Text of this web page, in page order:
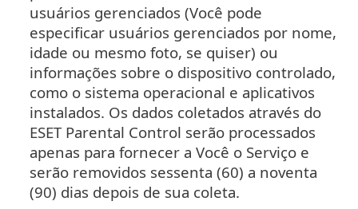
usuários gerenciados (Você pode
especificar usuários gerenciados por nome,
idade ou mesmo foto, se quiser) ou
informações sobre o dispositivo controlado,
como o sistema operacional e aplicativos
instalados. Os dados coletados através do
ESET Parental Control serão processados
apenas para fornecer a Você o Serviço e
serão removidos sessenta (60) a noventa
(90) dias depois de sua coleta.